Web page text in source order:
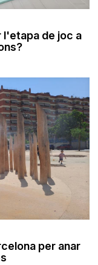
l'etapa de joc a
per anar